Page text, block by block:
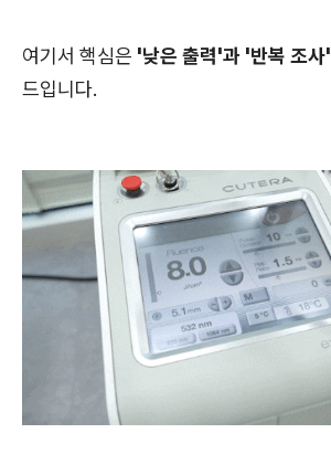
여기서 핵심은 '낮은 출력'과 '반복 조사'
드입니다.